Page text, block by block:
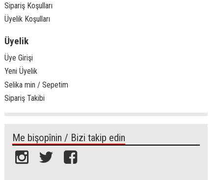
Sipariş Koşulları
Üyelik Koşulları
Üyelik
Üye Girişi
Yeni Üyelik
Selika min / Sepetim
Sipariş Takibi
Me bişopînin / Bizi takip edin